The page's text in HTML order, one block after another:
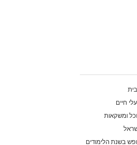
חיים
ומשקאות
בשנת הלימודים